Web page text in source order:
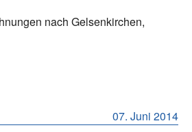
nach Gelsenkirchen,
07. Juni 2014